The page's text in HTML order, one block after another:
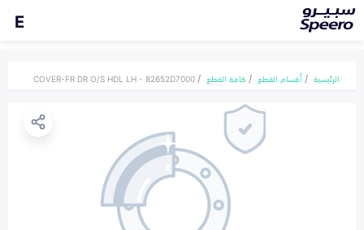
E
الرئيسية أقسام القطع كافة القطع COVER-FR DR O/S HDL LH - 82652D7000